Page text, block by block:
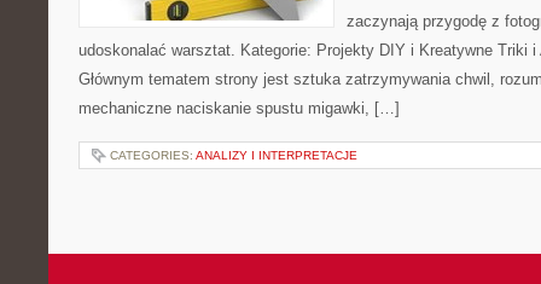
zaczynają przygodę z
udoskonalać warsztat. Kategorie: Projekty DIY i Kreatywne Triki
Głównym tematem strony jest sztuka zatrzymywania chwil,
mechaniczne naciskanie spustu migawki, […]
CATEGORIES: ANALIZY I INTERPRETACJE